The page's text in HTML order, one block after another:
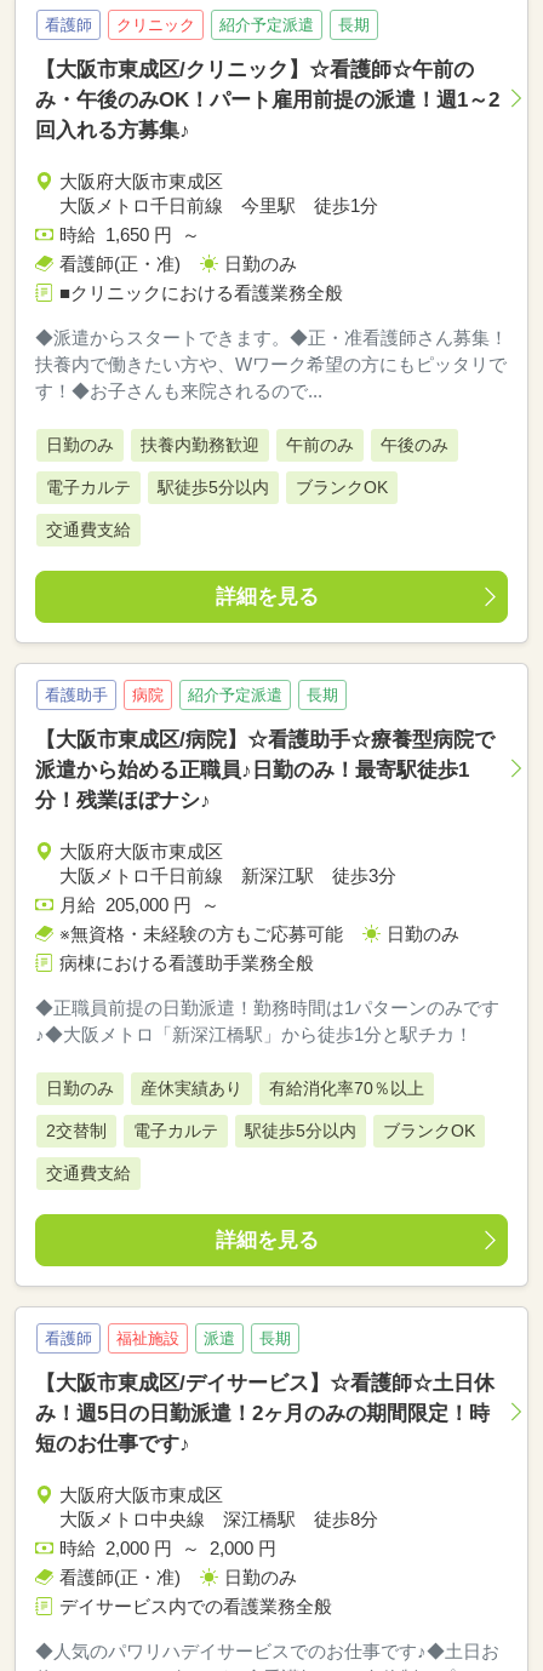
看護師 クリニック 紹介予定派遣 長期
【大阪市東成区/クリニック】☆看護師☆午前の
み・午後のみOK！パート雇用前提の派遣！週1～2
回入れる方募集♪
大阪府大阪市東成区
大阪メトロ千日前線 今里駅 徒歩1分
時給 1,650 円 ～
看護師(正・准)
日勤のみ
■クリニックにおける看護業務全般
◆派遣からスタートできます。◆正・准看護師さん募集！
扶養内で働きたい方や、Wワーク希望の方にもピッタリで
す！◆お子さんも来院されるので...
日勤のみ 扶養内勤務歓迎 午前のみ 午後のみ
電子カルテ 駅徒歩5分以内 ブランクOK
交通費支給
詳細を見る
看護助手 病院 紹介予定派遣 長期
【大阪市東成区/病院】☆看護助手☆療養型病院で
派遣から始める正職員♪日勤のみ！最寄駅徒歩1
分！残業ほぼナシ♪
大阪府大阪市東成区
大阪メトロ千日前線 新深江駅 徒歩3分
月給 205,000 円 ～
※無資格・未経験の方もご応募可能
日勤のみ
病棟における看護助手業務全般
◆正職員前提の日勤派遣！勤務時間は1パターンのみです
♪◆大阪メトロ「新深江橋駅」から徒歩1分と駅チカ！
日勤のみ 産休実績あり 有給消化率70％以上
2交替制 電子カルテ 駅徒歩5分以内 ブランクOK
交通費支給
詳細を見る
看護師 福祉施設 派遣 長期
【大阪市東成区/デイサービス】☆看護師☆土日休
み！週5日の日勤派遣！2ヶ月のみの期間限定！時
短のお仕事です♪
大阪府大阪市東成区
大阪メトロ中央線 深江橋駅 徒歩8分
時給 2,000 円 ～ 2,000 円
看護師(正・准)
日勤のみ
デイサービス内での看護業務全般
◆人気のパワリハデイサービスでのお仕事です♪◆土日お